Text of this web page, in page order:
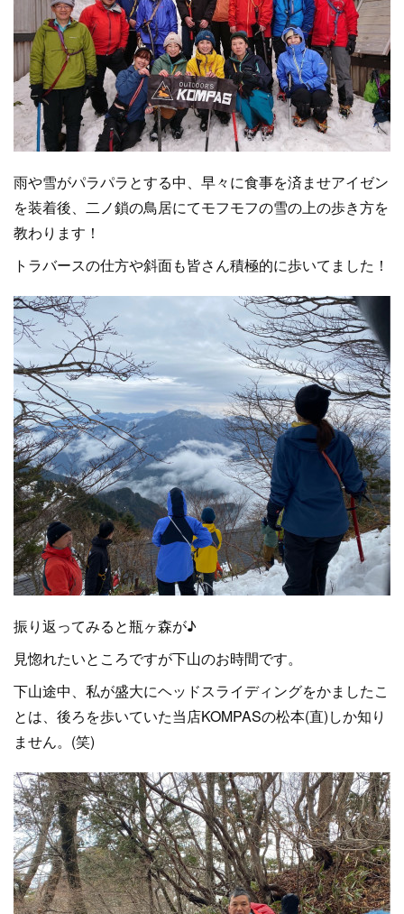
雨や雪がパラパラとする中、早々に食事を済ませアイゼン
を装着後、二ノ鎖の鳥居にてモフモフの雪の上の歩き方を
教わります！
トラバースの仕方や斜面も皆さん積極的に歩いてました！
振り返ってみると瓶ヶ森が♪
見惚れたいところですが下山のお時間です。
下山途中、私が盛大にヘッドスライディングをかましたこ
とは、後ろを歩いていた当店KOMPASの松本(直)しか知り
ません。(笑)